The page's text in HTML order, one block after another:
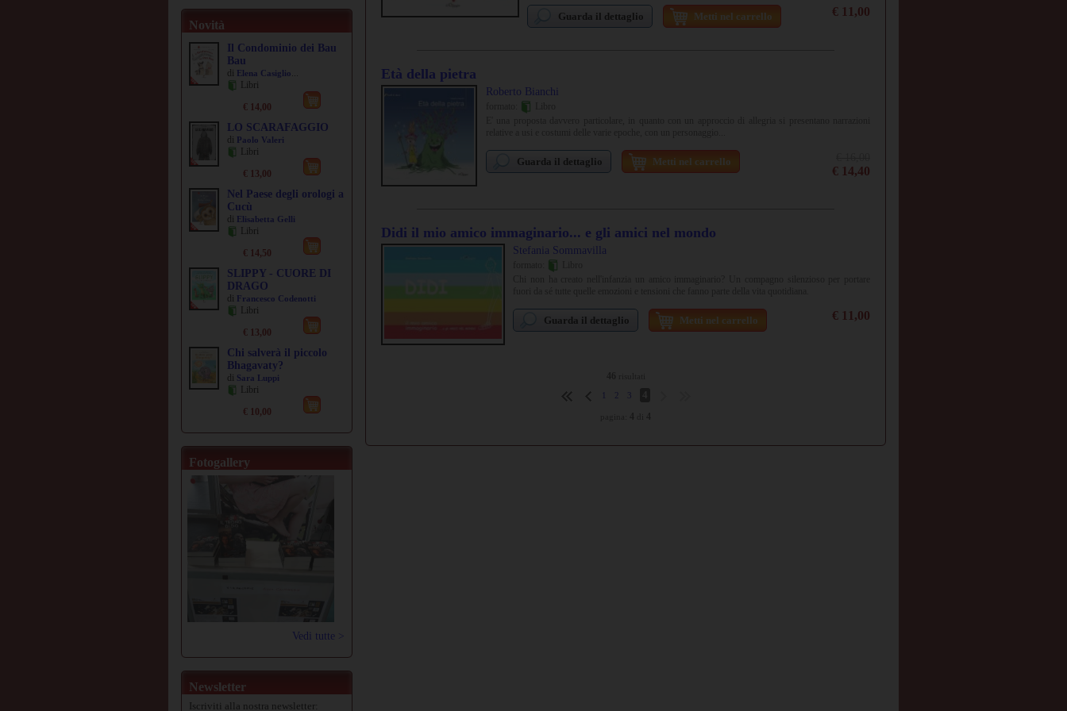
Novità
Il Condominio dei Bau
Bau
di Elena Casiglio...
Libri
€ 14,00
LO SCARAFAGGIO
di Paolo Valeri
Libri
€ 13,00
Nel Paese degli orologi a
Cucù
di Elisabetta Gelli
Libri
€ 14,50
SLIPPY - CUORE DI
DRAGO
di Francesco Codenotti
Libri
€ 13,00
Chi salverà il piccolo
Bhagavaty?
di Sara Luppi
Libri
€ 10,00
Fotogallery
Vedi tutte >
Newsletter
Iscriviti alla nostra newsletter:
€ 11,00
Guarda il dettaglio Metti nel carrello
Età della pietra
Roberto Bianchi
€ 14,40
Guarda il dettaglio Metti nel carrello
Didi il mio amico immaginario... e gli amici nel mondo
Stefania Sommavilla
€ 11,00
Guarda il dettaglio Metti nel carrello
1
3